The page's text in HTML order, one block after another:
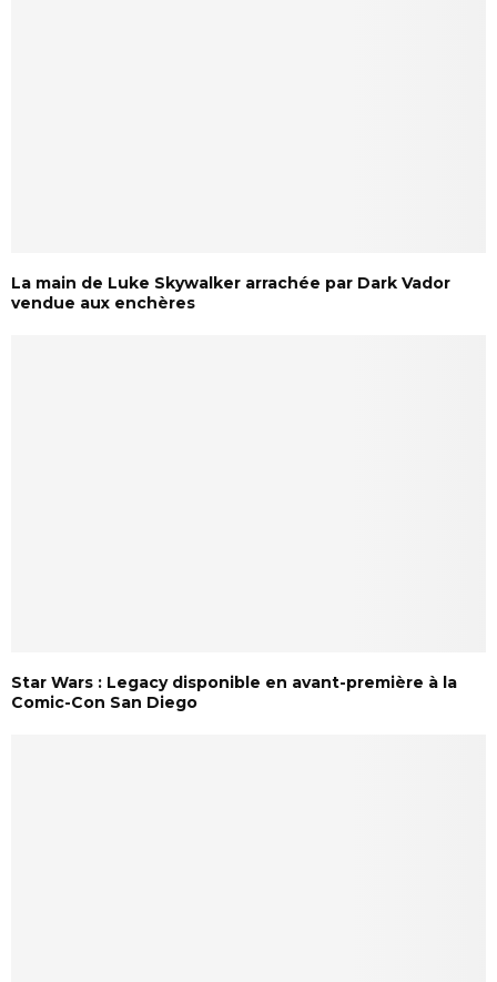
La main de Luke Skywalker arrachée par Dark Vador
vendue aux enchères
Star Wars : Legacy disponible en avant-première à la
Comic-Con San Diego